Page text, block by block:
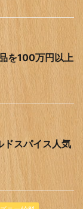
を100万円以上
ドスパイス人気